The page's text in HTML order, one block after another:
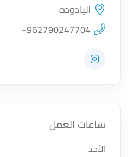
اضغط لتحميل الموقع
اليادوده
+962790247704
زيارة حساب المتجر على Instagram
ساعات العمل
الأحد